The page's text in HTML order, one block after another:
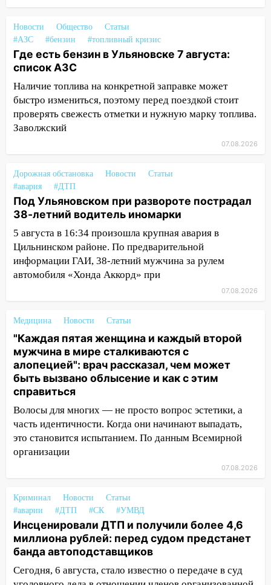
пассажира»
13:20 В Ульяновске за один день
обокрали женщину на пляже и
подростка в сквере
13:01 В Димитровграде мужчина
выбросил из машины страйкбольную
гранату: его задержали
и шквал до 27 м/с
12:31 Ульяновец хотел купить иномарку
из Европы и потерял 760 тысяч рублей
12:20 В Чердаклинском районе
столкнулись «Лада» и Chevrolet:
пострадал 14-летний подросток
Где есть бензин в Ульяновске 7
11:50
Заснул рядом с ребёнком и
случайно задушил его: суд вынес
приговор
11:38 В Ленинском районе пожар
полностью уничтожил дачный дом и
сарай
11:38 В Госдуме предложили отменить
ЕГЭ с 2027 года
11:25 В Ульяновске ИИ будет выявлять
11:20
Ульяновская шахматистка
Валерия Клейменова выиграла два
золота в составе сборной мира
11:16 В Ульяновске открыли памятную
доску декабристу Кондратию Рылееву
Новости Общество
Статьи
#АЗС
#бензин #топливный кризис
Где есть бензин в Ульяновске 7 августа:
список АЗС
Наличие топлива на конкретной заправке может
быстро измениться, поэтому перед поездкой стоит
проверять свежесть отметки и нужную марку топлива.
Заволжский
07.08.2026
Дорожная обстановка Новости
Статьи
#авария
#ДТП
Под Ульяновском при развороте пострадал
38-летний водитель иномарки
5 августа в 16:34 произошла крупная авария в
Цильнинском районе. По предварительной
информации ГАИ, 38-летний мужчина за рулем
автомобиля «Хонда Аккорд» при
07.08.2026
Медицина Новости Статьи
"Каждая пятая женщина и каждый второй
мужчина в мире сталкиваются с
алопецией": врач рассказал, чем может
быть вызвано облысение и как с этим
справиться
Волосы для многих — не просто вопрос эстетики, а
часть идентичности. Когда они начинают выпадать,
это становится испытанием. По данным Всемирной
организации
07.08.2026
Криминал Новости
Статьи
#аварии
#ДТП #СК #УМВД
Инсценировали ДТП и получили более 4,6
миллиона рублей: перед судом предстанет
банда автоподставщиков
Сегодня, 6 августа, стало известно о передаче в суд